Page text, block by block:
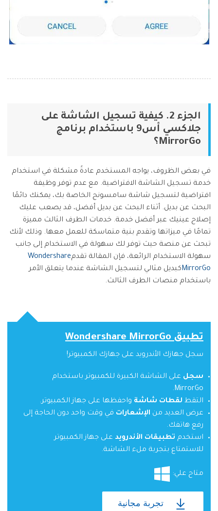
الجزء 2. كيفية تسجيل الشاشة على
جلاكسي أس9 باستخدام برنامج
MirrorGo؟
في بعض الظروف، يواجه المستخدم عادةً مشكلة في استخدام
خدمة تسجيل الشاشة الافتراضية. مع عدم توفر وظيفة
افتراضية لتسجيل شاشة سامسونج الخاصة بك، يمكنك دائمًا
البحث عن بديل. أثناء البحث عن بديل أفضل، قد يصعب عليك
إصلاح عينيك عبر أفضل خدمة. خدمات الطرف الثالث مميزة
تمامًا في ميزاتها وتقدم بنية متماسكة للعمل معها. وذلك لأنك
تبحث عن منصة حيث توفر لك سهولة في الاستخدام إلى جانب
سهولة الاستخدام الرائعة، فإن المقالة تقدمWondershare
MirrorGoكبديل مثالي لتسجيل الشاشة عندما يتعلق الأمر
باستخدام منصات الطرف الثالث.
تطبيق Wondershare MirrorGo
سجل جهازك الأندرويد على جهازك الكمبيوتر!
سجل على الشاشة الكبيرة للكمبيوتر باستخدام
MirrorGo.
التقط لقطات شاشة واحفظها على جهاز الكمبيوتر.
عرض العديد من الإشعارات في وقت واحد دون الحاجة إلى
رفع هاتفك.
استخدم تطبيقات الأندرويد على جهاز الكمبيوتر
للاستمتاع بتجربة ملء الشاشة.
متاح علي:
تجربة مجانية